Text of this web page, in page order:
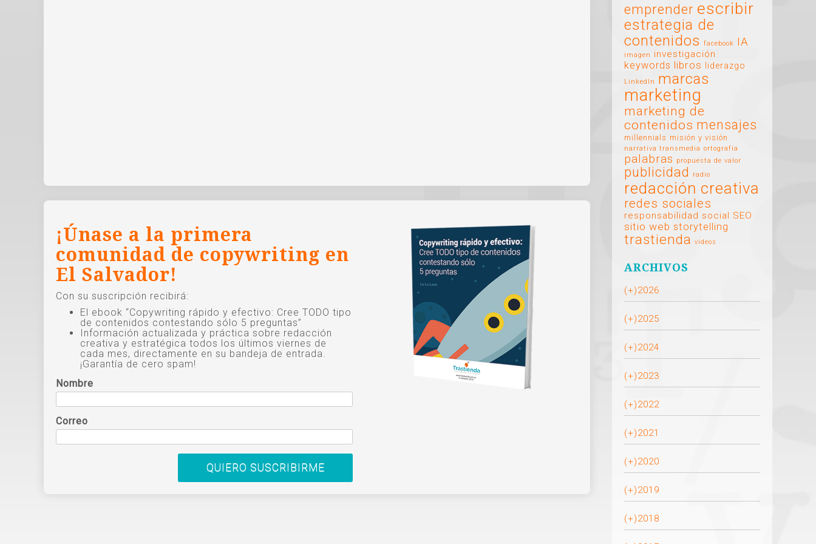
¡Únase a la primera
comunidad de copywriting en
El Salvador!
Con su suscripción recibirá:
El ebook “Copywriting rápido y efectivo: Cree TODO tipo
de contenidos contestando sólo 5 preguntas”
Información actualizada y práctica sobre redacción
creativa y estratégica todos los últimos viernes de
cada mes, directamente en su bandeja de entrada.
¡Garantía de cero spam!
Nombre
Correo
emprender escribir
estrategia de
contenidos
facebook IA
imagen investigación
keywords libros liderazgo
LinkedIn marcas
marketing
marketing de
contenidos mensajes
millennials misión y visión
narrativa transmedia ortografía
palabras propuesta de valor
publicidad radio
redacción creativa
redes sociales
responsabilidad social SEO
sitio web storytelling
trastienda videos
ARCHIVOS
(+)2026
(+)2025
(+)2024
(+)2023
(+)2022
(+)2021
(+)2020
(+)2019
(+)2018